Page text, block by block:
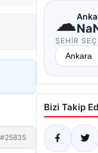
#25835
☁
ŞEHIR SEÇ
Bizi Takip